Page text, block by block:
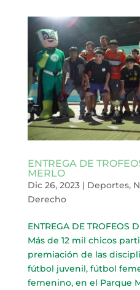
ENTREGA DE
MERLO
Dic 26, 2023| Deportes,
Derecho
ENTREGA DE TROFEOS
Más de 12 mil chicos
premiación de las
fútbol juvenil, fútbol
femenino, en el Parque